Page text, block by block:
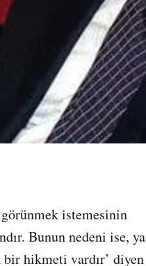
istemesinin
Bunun nedeni ise, ya
bir hikmeti vardır’ diyen